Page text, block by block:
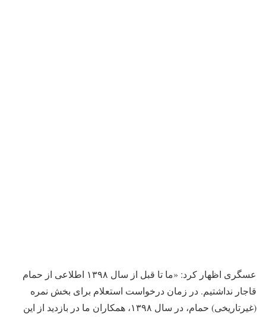
عسگری اظهار کرد: «ما تا قبل از سال ١٣٩٨ اطلاعی از حمام
قاجار نداشتیم. در زمان درخواست استعلام برای بخش نمره
(غیرتاریخی) حمام، در سال ۱۳۹۸، همکاران ما در بازدید از این